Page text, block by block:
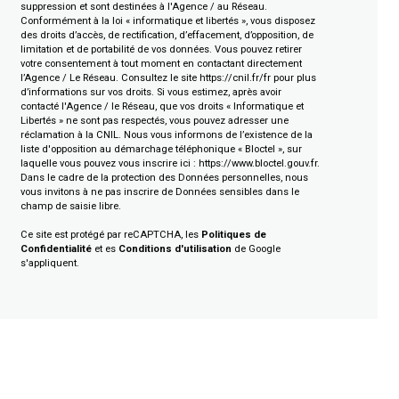
suppression et sont destinées à l'Agence / au Réseau.
Conformément à la loi « informatique et libertés », vous disposez
des droits d’accès, de rectification, d’effacement, d’opposition, de
limitation et de portabilité de vos données. Vous pouvez retirer
votre consentement à tout moment en contactant directement
l’Agence / Le Réseau. Consultez le site https://cnil.fr/frpour plus
d’informations sur vos droits. Si vous estimez, après avoir
contacté l'Agence / le Réseau, que vos droits « Informatique et
Libertés » ne sont pas respectés, vous pouvez adresser une
réclamation à la CNIL. Nous vous informons de l’existence de la
liste d'opposition au démarchage téléphonique « Bloctel », sur
laquelle vous pouvez vous inscrire ici : https://www.bloctel.gouv.fr.
Dans le cadre de la protection des Données personnelles, nous
vous invitons à ne pas inscrire de Données sensibles dans le
champ de saisie libre.
Ce site est protégé par reCAPTCHA, les Politiques de
Confidentialitéet es Conditions d'utilisation de Google
s'appliquent.